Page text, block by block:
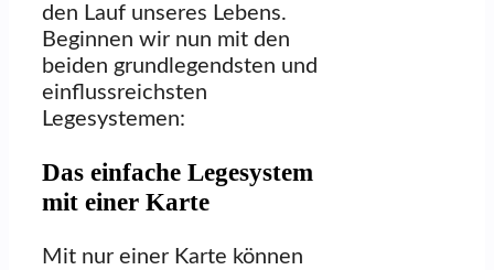
den Lauf unseres Lebens.
Beginnen wir nun mit den
beiden grundlegendsten und
einflussreichsten
Legesystemen:
Das einfache Legesystem
mit einer Karte
Mit nur einer Karte können